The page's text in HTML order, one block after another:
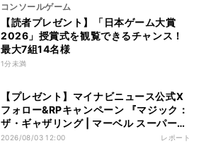
コンソールゲーム
【読者プレゼント】「日本ゲーム大賞
2026」授賞式を観覧できるチャンス！
最大7組14名様
1分未満
【プレゼント】マイナビニュース公式X
フォロー&RPキャンペーン 『マジック：
ザ・ギャザリング | マーベル スーパー・
ヒーローズ』フィギュア【3名様】
2026/08/03 12:00 レポート